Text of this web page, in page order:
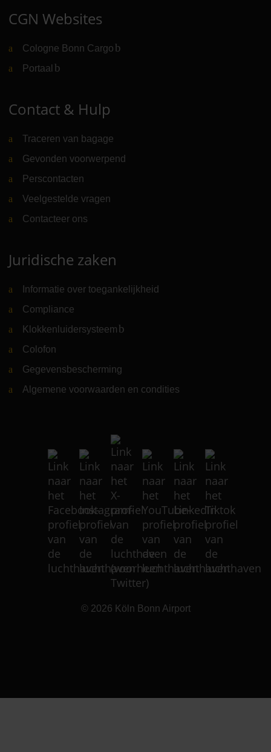
CGN Websites
Cologne Bonn Cargo (Link naar externe website)
Portaal (Link naar externe website)
Contact & Hulp
Traceren van bagage
Gevonden voorwerpend
Perscontacten
Veelgestelde vragen
Contacteer ons
Juridische zaken
Informatie over toegankelijkheid
Compliance
Klokkenluidersysteem (Link naar externe website)
Colofon
Gegevensbescherming
Algemene voorwaarden en condities
© 2026 Köln Bonn Airport